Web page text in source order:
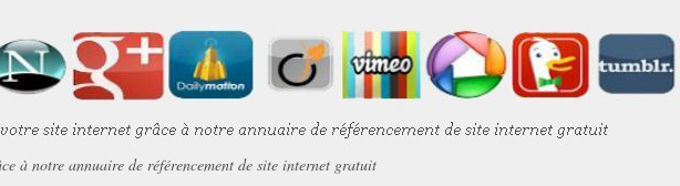
à notre annuaire de référencement de site internet gratuit